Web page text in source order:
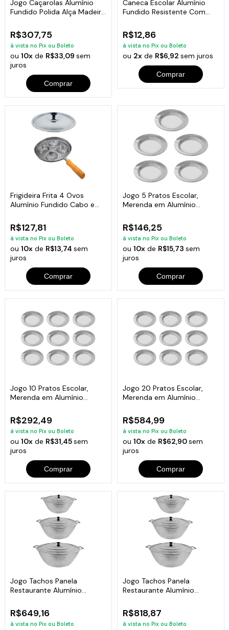
Jogo Caçarolas Alumínio
Fundido Polida Alça Madeira
R$307,75
à vista no Pix ou Boleto
ou10x de R$33,09sem
juros
Comprar
Caneca Escolar Alumínio
Fundido Resistente Com
R$12,86
à vista no Pix ou Boleto
ou 2xde R$6,92 sem juros
Comprar
Frigideira Frita 4 Ovos
Alumínio Fundido Cabo e
R$127,81
à vista no Pix ou Boleto
ou10x de R$13,74sem
juros
Comprar
Jogo 5 Pratos Escolar,
Merenda em Alumínio
R$146,25
à vista no Pix ou Boleto
ou 10xde R$15,73 sem
juros
Comprar
Jogo 10 Pratos Escolar,
Merenda em Alumínio
R$292,49
à vista no Pix ou Boleto
ou10x de R$31,45sem
juros
Comprar
Jogo 20 Pratos Escolar,
Merenda em Alumínio
R$584,99
à vista no Pix ou Boleto
ou 10xde R$62,90sem
juros
Comprar
Jogo Tachos Panela
Restaurante Alumínio
R$649,16
à vista no Pix ou Boleto
Jogo Tachos Panela
Restaurante Alumínio
R$818,87
à vista no Pix ou Boleto